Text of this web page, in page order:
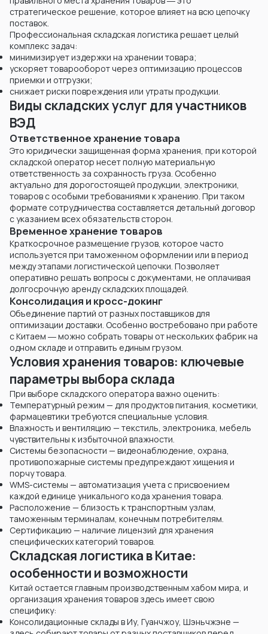
стратегическое решение, которое влияет на всю цепочку
поставок.
Профессиональная складская логистика решает целый
комплекс задач:
минимизирует издержки на хранении товара;
ускоряет товарооборот через оптимизацию процессов
приемки и отгрузки;
снижает риски повреждения или утраты продукции.
Виды складских услуг для участников
ВЭД
Ответственное хранение товара
Это юридически защищенная форма хранения, при которой
складской оператор несет полную материальную
ответственность за сохранность груза. Особенно
актуально для дорогостоящей продукции, электроники,
товаров с особыми требованиями к хранению. При таком
формате сотрудничества составляется детальный договор
с указанием всех обязательств сторон.
Временное хранение товаров
Краткосрочное размещение грузов, которое часто
используется при таможенном оформлении или в период
между этапами логистической цепочки. Позволяет
оперативно решать вопросы с документами, не оплачивая
долгосрочную аренду складских площадей.
Консолидация и кросс-докинг
Объединение партий от разных поставщиков для
оптимизации доставки. Особенно востребовано при работе
с Китаем ― можно собрать товары от нескольких фабрик на
одном складе и отправить единым грузом.
Условия хранения товаров: ключевые
параметры выбора склада
При выборе складского оператора важно оценить:
Температурный режим — для продуктов питания, косметики,
фармацевтики требуются специальные условия.
Влажность и вентиляцию — текстиль, электроника, мебель
чувствительны к избыточной влажности.
Системы безопасности — видеонаблюдение, охрана,
противопожарные системы предупреждают хищения и
порчу товара.
WMS-системы — автоматизация учета с присвоением
каждой единице уникального кода хранения товара.
Расположение — близость к транспортным узлам,
таможенным терминалам, конечным потребителям.
Сертификацию — наличие лицензий для хранения
специфических категорий товаров.
Складская логистика в Китае:
особенности и возможности
Китай остается главным производственным хабом мира, и
организация хранения товаров здесь имеет свою
специфику:
Консолидационные склады в Иу, Гуанчжоу, Шэньчжэне —